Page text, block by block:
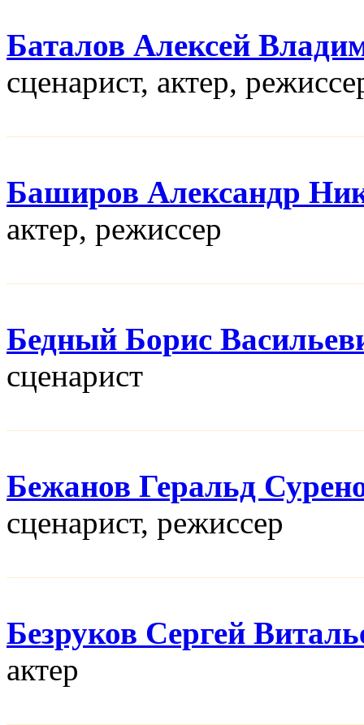
Баталов Алексей
сценарист, актер,
Баширов Александр
актер, режисcер
Бедный Борис
сценарист
Бежанов Геральд
сценарист, режисcер
Безруков Сергей
актер